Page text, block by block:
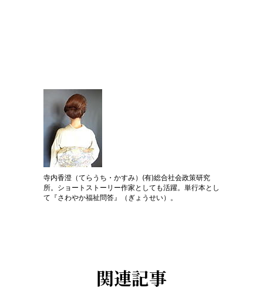
寺内香澄（てらうち・かすみ）(有)総合社会政策研究
所。ショートストーリー作家としても活躍。単行本とし
て『さわやか福祉問答』（ぎょうせい）。
関連記事